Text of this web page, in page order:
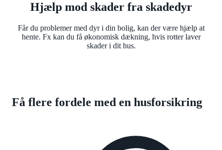
Hjælp mod skader fra skadedyr
Får du problemer med dyr i din bolig, kan der være hjælp at
hente. Fx kan du få økonomisk dækning, hvis rotter laver
skader i dit hus.
Få flere fordele med en husforsikring